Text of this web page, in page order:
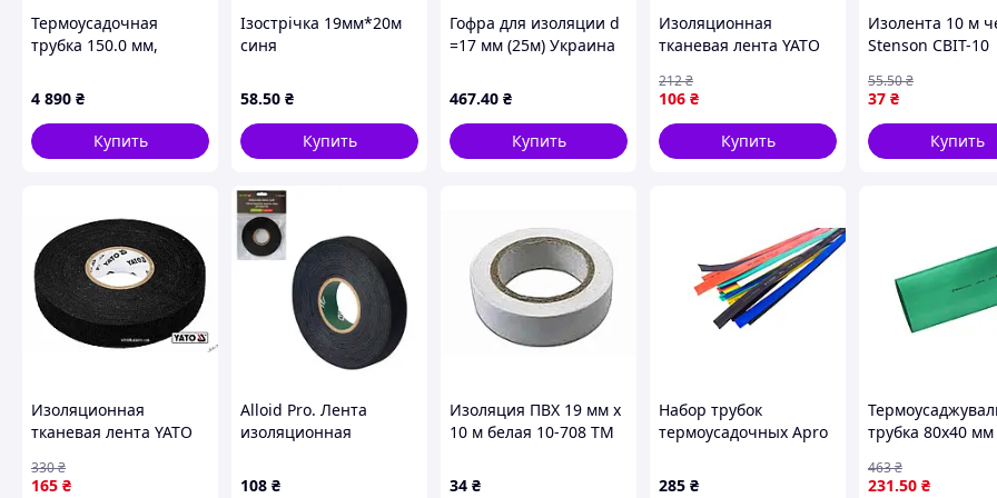
Термоусадочная
трубка 150.0 мм,
от -50°C до +125°C,
синяя, 5кг, рулон
4 890 ₴
Купить
Ізострічка 19мм*20м
синя
58.50 ₴
Купить
Гофра для изоляции d
=17 мм (25м) Украина
467.40 ₴
Купить
Изоляционная
тканевая лента YATO
температурный
диапазон от -40°С до
+105°С для кабельных
пучков
106 ₴
212₴
Купить
Изолента 10 м
Stenson СBIT-10
37 ₴
55.50₴
Купить
Изоляционная
тканевая лента YATO
кабелей с
165 ₴
330₴
Alloid Pro. Лента
изоляционная
(черная) 19мм х 20м,
108 ₴
Изоляция ПВХ 19 мм х
10 м белая 10-708 ТМ
34 ₴
Набор трубок
термоусадочных Apro
(ZRG-14kit)
285 ₴
трубка 80x40 мм
231.50 ₴
463₴